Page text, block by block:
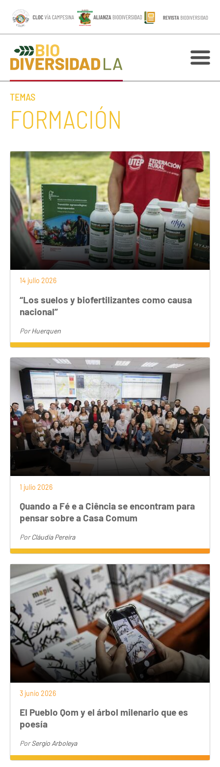
TEMAS
FORMACIÓN
14 julio 2026
“Los suelos y biofertilizantes como causa
nacional”
PorHuerquen
1 julio 2026
Quando a Fé e a Ciência se encontram para
pensar sobre a Casa Comum
PorCláudia Pereira
3 junio 2026
El Pueblo Qom y el árbol milenario que es
poesía
PorSergio Arboleya